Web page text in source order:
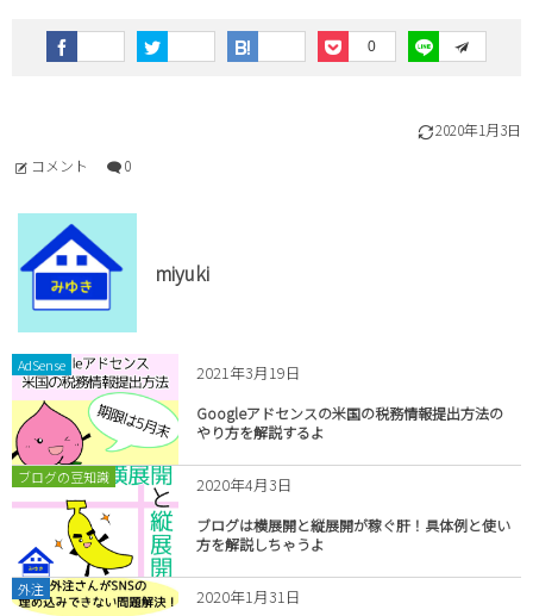
0
2020年1月3日
コメント
0
miyuki
AdSense 2021年3月19日
Googleアドセンスの米国の税務情報提出方法の
やり方を解説するよ
ブログの豆知識 2020年4月3日
ブログは横展開と縦展開が稼ぐ肝！具体例と使い
方を解説しちゃうよ
外注 2020年1月31日